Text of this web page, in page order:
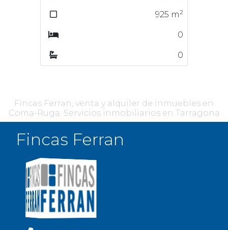
925 m2
0
0
Fincas Ferran, venta y alquiler de inmuebles en
Coma-Ruga. Servicios inmobiliarios en Tarragona
Fincas Ferran